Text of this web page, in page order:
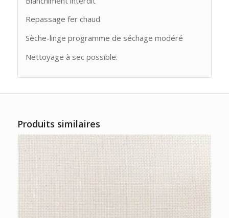
Repassage fer chaud
Sèche-linge programme de séchage modéré
Nettoyage à sec possible.
Produits similaires